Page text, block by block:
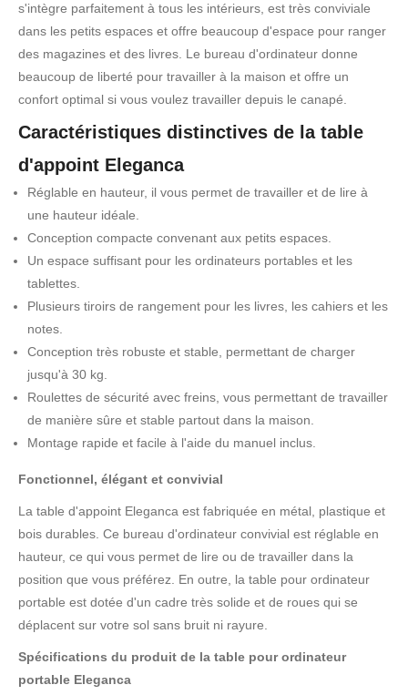
s'intègre parfaitement à tous les intérieurs, est très conviviale
dans les petits espaces et offre beaucoup d'espace pour ranger
des magazines et des livres. Le bureau d'ordinateur donne
beaucoup de liberté pour travailler à la maison et offre un
confort optimal si vous voulez travailler depuis le canapé.
Caractéristiques distinctives de la table
d'appoint Eleganca
Réglable en hauteur, il vous permet de travailler et de lire à
une hauteur idéale.
Conception compacte convenant aux petits espaces.
Un espace suffisant pour les ordinateurs portables et les
tablettes.
Plusieurs tiroirs de rangement pour les livres, les cahiers et les
notes.
Conception très robuste et stable, permettant de charger
jusqu'à 30 kg.
Roulettes de sécurité avec freins, vous permettant de travailler
de manière sûre et stable partout dans la maison.
Montage rapide et facile à l'aide du manuel inclus.
Fonctionnel, élégant et convivial
La table d'appoint Eleganca est fabriquée en métal, plastique et
bois durables. Ce bureau d'ordinateur convivial est réglable en
hauteur, ce qui vous permet de lire ou de travailler dans la
position que vous préférez. En outre, la table pour ordinateur
portable est dotée d'un cadre très solide et de roues qui se
déplacent sur votre sol sans bruit ni rayure.
Spécifications du produit de la table pour ordinateur
portable Eleganca